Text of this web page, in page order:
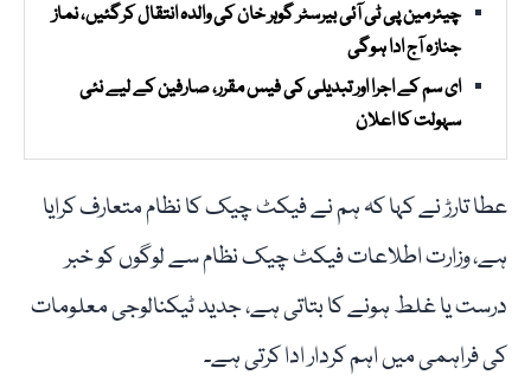
چیئرمین پی ٹی آئی بیرسٹر گوہر خان کی والدہ انتقال کرگئیں، نماز
جنازہ آج ادا ہوگی
ای سم کے اجرا اور تبدیلی کی فیس مقرر، صارفین کے لیے نئی
سہولت کا اعلان
عطا تارڑ نے کہا کہ ہم نے فیکٹ چیک کا نظام متعارف کرایا
ہے، وزارت اطلاعات فیکٹ چیک نظام سے لوگوں کو خبر
درست یا غلط ہونے کا بتاتی ہے، جدید ٹیکنالوجی معلومات
کی فراہمی میں اہم کردار ادا کرتی ہے۔